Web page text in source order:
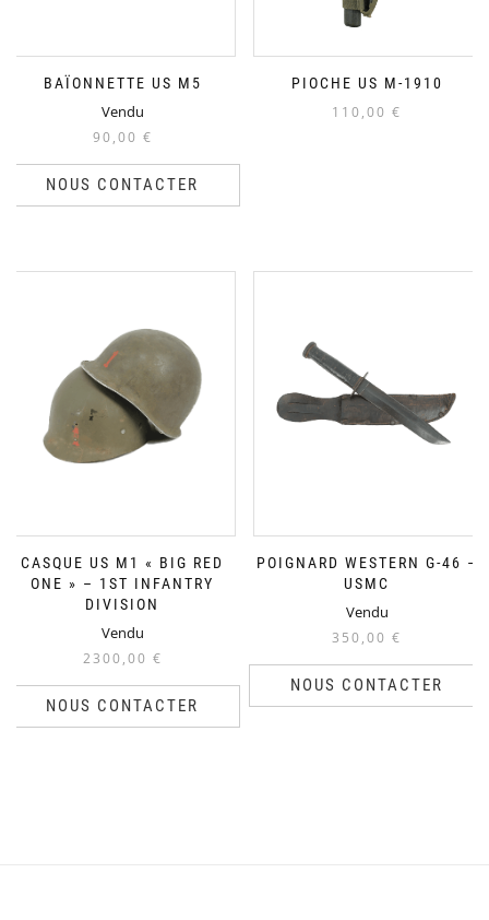
BAÏONNETTE US M5
Vendu
90,00 €
NOUS CONTACTER
PIOCHE US M-1910
110,00 €
CASQUE US M1 « BIG RED
ONE » – 1ST INFANTRY
DIVISION
Vendu
2300,00 €
NOUS CONTACTER
POIGNARD WESTERN G-46 –
USMC
Vendu
350,00 €
NOUS CONTACTER